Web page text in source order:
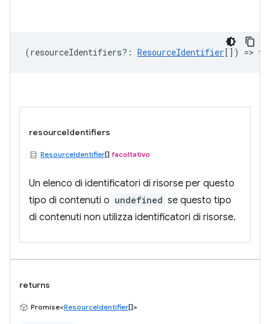
(resourceIdentifiers? : ResourceIdentifier[]) =>
resourceIdentifiers
ResourceIdentifier[] facoltativo
Un elenco di identificatori di risorse per questo
tipo di contenuti o undefined se questo tipo
di contenuti non utilizza identificatori di risorse.
returns
Promise<ResourceIdentifier[]>